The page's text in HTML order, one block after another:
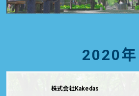
2020年
株式会社Kakedas